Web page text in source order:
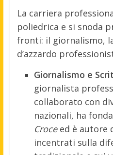
La carriera
poliedrica e si snoda
fronti: il giornalismo,
d’azzardo
Giornalismo e
giornalista
collaborato con
nazionali, ha
Croceed è autore
incentrati sulla